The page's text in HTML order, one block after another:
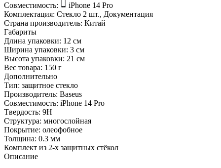
Совместимость:
iPhone 14 Pro
Комплектация: Стекло 2 шт., Документация
Страна производитель: Китай
Габариты
Длина упаковки: 12 см
Ширина упаковки: 3 см
Высота упаковки: 21 см
Вес товара: 150 г
Дополнительно
Тип: защитное стекло
Производитель: Baseus
Совместимость: iPhone 14 Pro
Tвердость: 9H
Структура: многослойная
Покрытие: олеофобное
Толщина: 0.3 мм
Комплект из 2-х защитных стёкол
Описание